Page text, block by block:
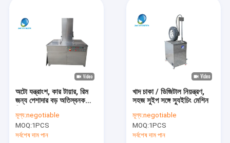
অটো যন্ত্রাংশ, কার টায়ার, রিম
জন্য পেশাদার বড় অতিস্বনক
মূল্য:negotiable
MOQ:1PCS
সর্বশেষ দাম পান
খাদ চাকা / ডিজিটাল নিয়ন্ত্রণ,
সহজ সুইপ সঙ্গে স্যুইচিং মেশিন
মূল্য:negotiable
MOQ:1PCS
সর্বশেষ দাম পান